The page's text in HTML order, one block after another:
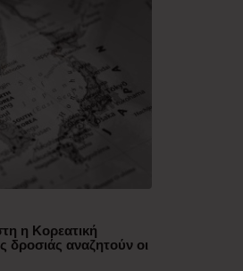
η Κορεατική
δροσιάς αναζητούν οι